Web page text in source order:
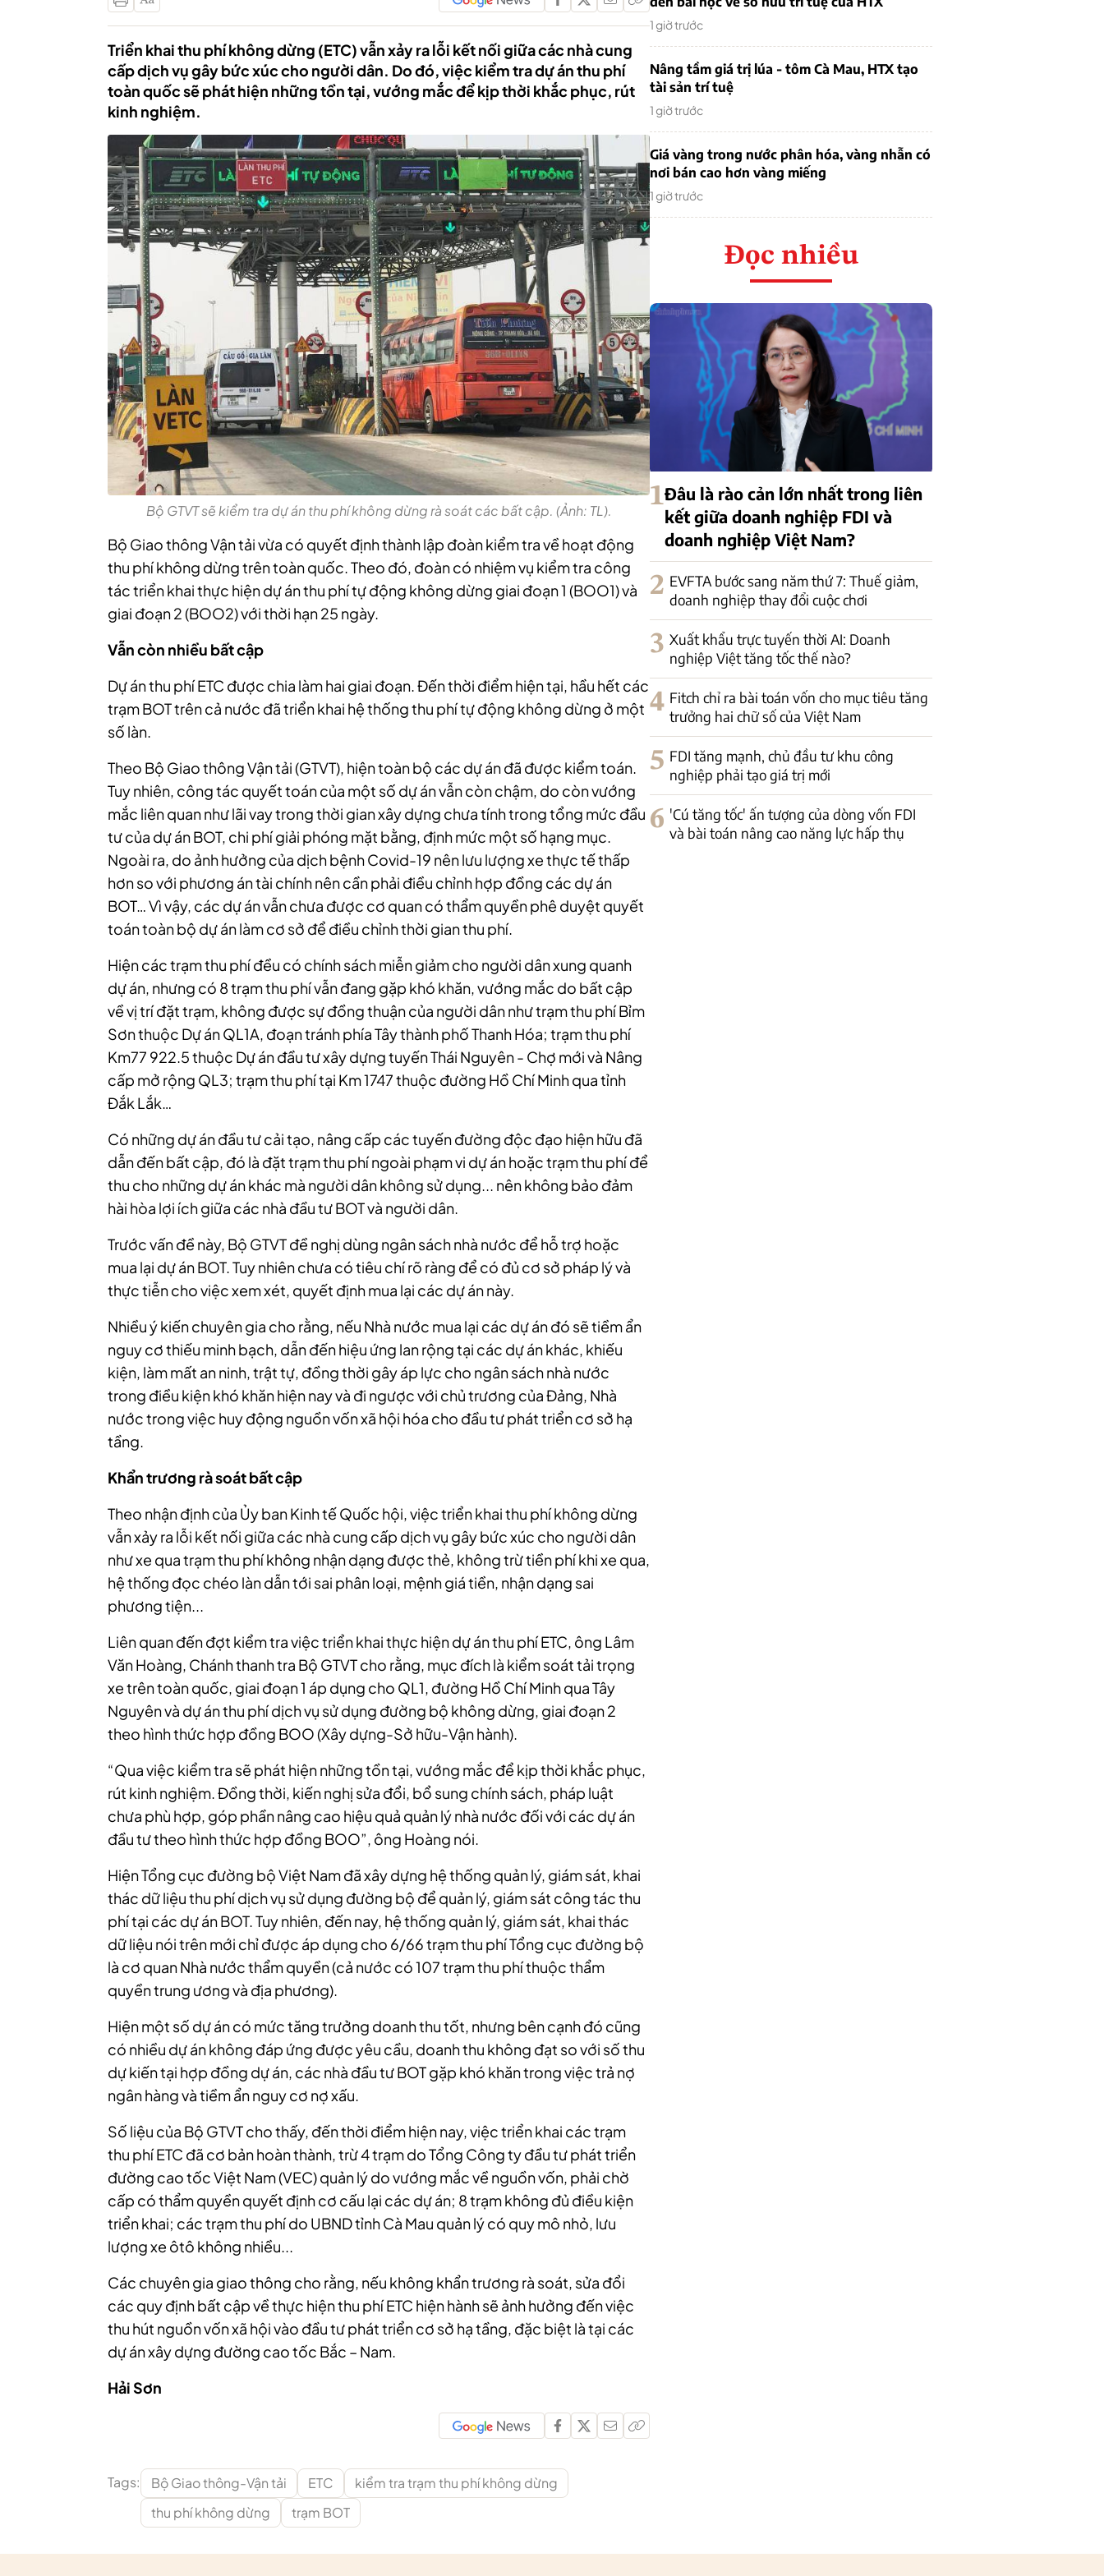
Triển khai thu phí không dừng (ETC) vẫn xảy ra lỗi kết nối giữa các nhà cung
cấp dịch vụ gây bức xúc cho người dân. Do đó, việc kiểm tra dự án thu phí
toàn quốc sẽ phát hiện những tồn tại, vướng mắc để kịp thời khắc phục, rút
kinh nghiệm.
Bộ GTVT sẽ kiểm tra dự án thu phí không dừng rà soát các bất cập. (Ảnh: TL).
Bộ Giao thông Vận tải vừa có quyết định thành lập đoàn kiểm tra về hoạt động
thu phí không dừng trên toàn quốc. Theo đó, đoàn có nhiệm vụ kiểm tra công
tác triển khai thực hiện dự án thu phí tự động không dừng giai đoạn 1 (BOO1) và
giai đoạn 2 (BOO2) với thời hạn 25 ngày.
Vẫn còn nhiều bất cập
Dự án thu phí ETC được chia làm hai giai đoạn. Đến thời điểm hiện tại, hầu hết các
trạm BOT trên cả nước đã triển khai hệ thống thu phí tự động không dừng ở một
số làn.
Theo Bộ Giao thông Vận tải (GTVT), hiện toàn bộ các dự án đã được kiểm toán.
Tuy nhiên, công tác quyết toán của một số dự án vẫn còn chậm, do còn vướng
mắc liên quan như lãi vay trong thời gian xây dựng chưa tính trong tổng mức đầu
tư của dự án BOT, chi phí giải phóng mặt bằng, định mức một số hạng mục.
Ngoài ra, do ảnh hưởng của dịch bệnh Covid-19 nên lưu lượng xe thực tế thấp
hơn so với phương án tài chính nên cần phải điều chỉnh hợp đồng các dự án
BOT… Vì vậy, các dự án vẫn chưa được cơ quan có thẩm quyền phê duyệt quyết
toán toàn bộ dự án làm cơ sở để điều chỉnh thời gian thu phí.
Hiện các trạm thu phí đều có chính sách miễn giảm cho người dân xung quanh
dự án, nhưng có 8 trạm thu phí vẫn đang gặp khó khăn, vướng mắc do bất cập
về vị trí đặt trạm, không được sự đồng thuận của người dân như trạm thu phí Bỉm
Sơn thuộc Dự án QL1A, đoạn tránh phía Tây thành phố Thanh Hóa; trạm thu phí
Km77 922.5 thuộc Dự án đầu tư xây dựng tuyến Thái Nguyên - Chợ mới và Nâng
cấp mở rộng QL3; trạm thu phí tại Km 1747 thuộc đường Hồ Chí Minh qua tỉnh
Đắk Lắk…
Có những dự án đầu tư cải tạo, nâng cấp các tuyến đường độc đạo hiện hữu đã
dẫn đến bất cập, đó là đặt trạm thu phí ngoài phạm vi dự án hoặc trạm thu phí để
thu cho những dự án khác mà người dân không sử dụng... nên không bảo đảm
hài hòa lợi ích giữa các nhà đầu tư BOT và người dân.
Trước vấn đề này, Bộ GTVT đề nghị dùng ngân sách nhà nước để hỗ trợ hoặc
mua lại dự án BOT. Tuy nhiên chưa có tiêu chí rõ ràng để có đủ cơ sở pháp lý và
thực tiễn cho việc xem xét, quyết định mua lại các dự án này.
Nhiều ý kiến chuyên gia cho rằng, nếu Nhà nước mua lại các dự án đó sẽ tiềm ẩn
nguy cơ thiếu minh bạch, dẫn đến hiệu ứng lan rộng tại các dự án khác, khiếu
kiện, làm mất an ninh, trật tự, đồng thời gây áp lực cho ngân sách nhà nước
trong điều kiện khó khăn hiện nay và đi ngược với chủ trương của Đảng, Nhà
nước trong việc huy động nguồn vốn xã hội hóa cho đầu tư phát triển cơ sở hạ
tầng.
Khẩn trương rà soát bất cập
Theo nhận định của Ủy ban Kinh tế Quốc hội, việc triển khai thu phí không dừng
vẫn xảy ra lỗi kết nối giữa các nhà cung cấp dịch vụ gây bức xúc cho người dân
như xe qua trạm thu phí không nhận dạng được thẻ, không trừ tiền phí khi xe qua,
hệ thống đọc chéo làn dẫn tới sai phân loại, mệnh giá tiền, nhận dạng sai
phương tiện...
Liên quan đến đợt kiểm tra việc triển khai thực hiện dự án thu phí ETC, ông Lâm
Văn Hoàng, Chánh thanh tra Bộ GTVT cho rằng, mục đích là kiểm soát tải trọng
xe trên toàn quốc, giai đoạn 1 áp dụng cho QL1, đường Hồ Chí Minh qua Tây
Nguyên và dự án thu phí dịch vụ sử dụng đường bộ không dừng, giai đoạn 2
theo hình thức hợp đồng BOO (Xây dựng-Sở hữu-Vận hành).
“Qua việc kiểm tra sẽ phát hiện những tồn tại, vướng mắc để kịp thời khắc phục,
rút kinh nghiệm. Đồng thời, kiến nghị sửa đổi, bổ sung chính sách, pháp luật
chưa phù hợp, góp phần nâng cao hiệu quả quản lý nhà nước đối với các dự án
đầu tư theo hình thức hợp đồng BOO”, ông Hoàng nói.
Hiện Tổng cục đường bộ Việt Nam đã xây dựng hệ thống quản lý, giám sát, khai
thác dữ liệu thu phí dịch vụ sử dụng đường bộ để quản lý, giám sát công tác thu
phí tại các dự án BOT. Tuy nhiên, đến nay, hệ thống quản lý, giám sát, khai thác
dữ liệu nói trên mới chỉ được áp dụng cho 6/66 trạm thu phí Tổng cục đường bộ
là cơ quan Nhà nước thẩm quyền (cả nước có 107 trạm thu phí thuộc thẩm
quyền trung ương và địa phương).
Hiện một số dự án có mức tăng trưởng doanh thu tốt, nhưng bên cạnh đó cũng
có nhiều dự án không đáp ứng được yêu cầu, doanh thu không đạt so với số thu
dự kiến tại hợp đồng dự án, các nhà đầu tư BOT gặp khó khăn trong việc trả nợ
ngân hàng và tiềm ẩn nguy cơ nợ xấu.
Số liệu của Bộ GTVT cho thấy, đến thời điểm hiện nay, việc triển khai các trạm
thu phí ETC đã cơ bản hoàn thành, trừ 4 trạm do Tổng Công ty đầu tư phát triển
đường cao tốc Việt Nam (VEC) quản lý do vướng mắc về nguồn vốn, phải chờ
cấp có thẩm quyền quyết định cơ cấu lại các dự án; 8 trạm không đủ điều kiện
triển khai; các trạm thu phí do UBND tỉnh Cà Mau quản lý có quy mô nhỏ, lưu
lượng xe ôtô không nhiều...
Các chuyên gia giao thông cho rằng, nếu không khẩn trương rà soát, sửa đổi
các quy định bất cập về thực hiện thu phí ETC hiện hành sẽ ảnh hưởng đến việc
thu hút nguồn vốn xã hội vào đầu tư phát triển cơ sở hạ tầng, đặc biệt là tại các
dự án xây dựng đường cao tốc Bắc – Nam.
Hải Sơn
Tags: Bộ Giao thông-Vận tải ETC
kiểm tra trạm thu phí không dừng
thu phí không dừng
trạm BOT
1 giờ trước
Nâng tầm giá trị lúa - tôm Cà Mau, HTX tạo
tài sản trí tuệ
1 giờ trước
Giá vàng trong nước phân hóa, vàng nhẫn có
nơi bán cao hơn vàng miếng
1 giờ trước
Đọc nhiều
1Đâu là rào cản lớn nhất trong liên
kết giữa doanh nghiệp FDI và
doanh nghiệp Việt Nam?
2 EVFTA bước sang năm thứ 7: Thuế giảm,
doanh nghiệp thay đổi cuộc chơi
3 Xuất khẩu trực tuyến thời AI: Doanh
nghiệp Việt tăng tốc thế nào?
4 Fitch chỉ ra bài toán vốn cho mục tiêu tăng
trưởng hai chữ số của Việt Nam
5 FDI tăng mạnh, chủ đầu tư khu công
nghiệp phải tạo giá trị mới
6 'Cú tăng tốc' ấn tượng của dòng vốn FDI
và bài toán nâng cao năng lực hấp thụ